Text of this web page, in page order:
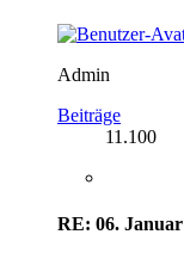
Admin
Beiträge
11.100
RE: 06. Januar